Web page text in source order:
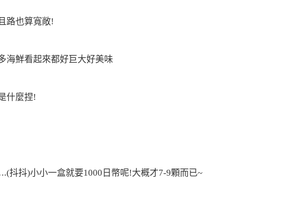
路也算寬敞!
海鮮看起來都好巨大好美味
什麼捏!
抖抖)小小一盒就要1000日幣呢!大概才7-9顆而已~